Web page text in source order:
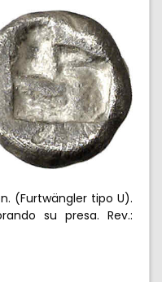
(Furtwängler tipo U).
su presa. Rev.: